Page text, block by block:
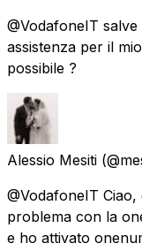
@VodafoneIT
assistenza per il
possibile ?
Alessio Mesiti
@VodafoneIT
problema con la
e ho attivato